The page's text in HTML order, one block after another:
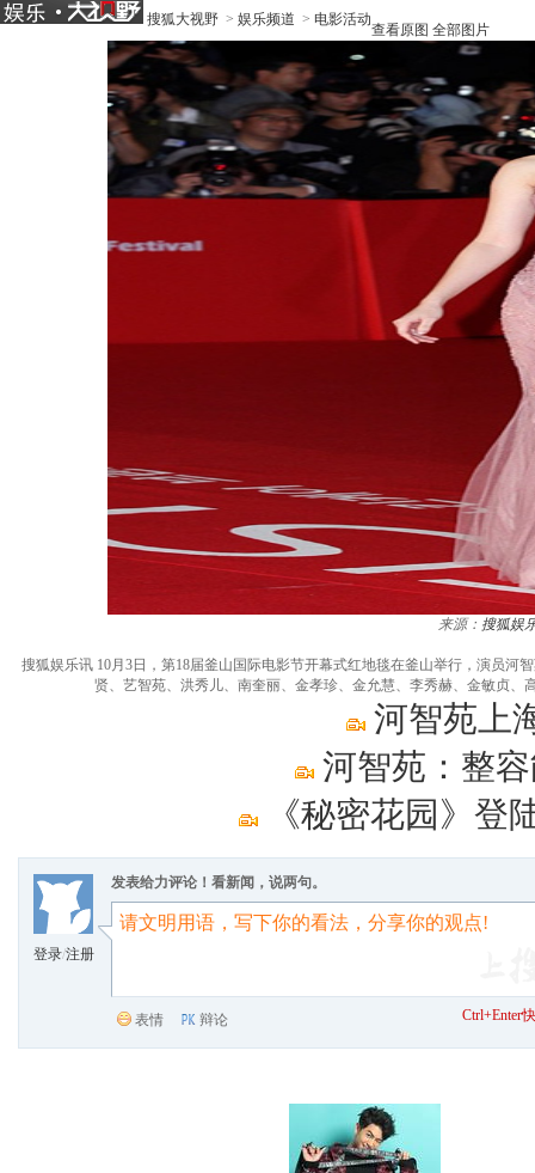
搜狐大视野 > 娱乐频道 > 电影活动
查看原图 全部图片
来源： 搜狐娱
搜狐娱乐讯 10月3日，第18届釜山国际电影节开幕式红地毯在釜山举行，演员
贤、艺智苑、洪秀儿、南奎丽、金孝珍、金允慧、李秀赫、金敏贞
河智苑上
河智苑：整
《秘密花园》登
登录/注册
发表给力评论！看新闻，说两句。
表情 辩论 Ctrl+Enter